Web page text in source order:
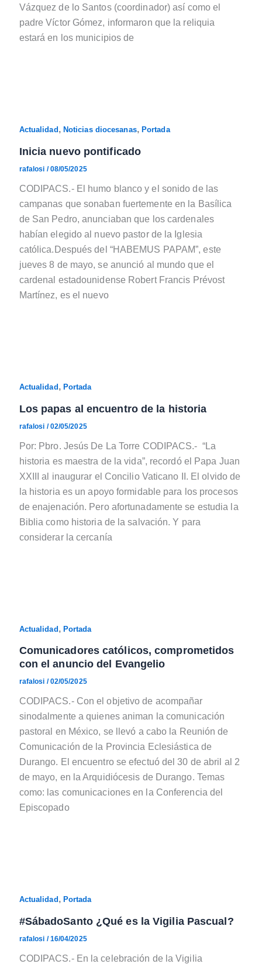
Vázquez de lo Santos (coordinador) así como el
padre Víctor Gómez, informaron que la reliquia
estará en los municipios de
Actualidad , Noticias diocesanas, Portada
Inicia nuevo pontificado
rafalosi /08/05/2025
CODIPACS.- El humo blanco y el sonido de las
campanas que sonaban fuertemente en la Basílica
de San Pedro, anunciaban que los cardenales
habían elegido al nuevo pastor de la Iglesia
católica.Después del “HABEMUS PAPAM”, este
jueves 8 de mayo, se anunció al mundo que el
cardenal estadounidense Robert Francis Prévost
Martínez, es el nuevo
Actualidad , Portada
Los papas al encuentro de la historia
rafalosi /02/05/2025
Por: Pbro. Jesús De La Torre CODIPACS.- “La
historia es maestra de la vida”, recordó el Papa Juan
XXIII al inaugurar el Concilio Vaticano II. El olvido de
la historia es un apoyo formidable para los procesos
de enajenación. Pero afortunadamente se estudia la
Biblia como historia de la salvación. Y para
considerar la cercanía
Actualidad, Portada
Comunicadores católicos, comprometidos
con el anuncio del Evangelio
rafalosi /02/05/2025
CODIPACS.- Con el objetivo de acompañar
sinodalmente a quienes animan la comunicación
pastoral en México, se llevó a cabo la Reunión de
Comunicación de la Provincia Eclesiástica de
Durango. El encuentro se efectuó del 30 de abril al 2
de mayo, en la Arquidiócesis de Durango. Temas
como: las comunicaciones en la Conferencia del
Episcopado
Actualidad , Portada
#SábadoSanto ¿Qué es la Vigilia Pascual?
rafalosi /16/04/2025
CODIPACS.- En la celebración de la Vigilia